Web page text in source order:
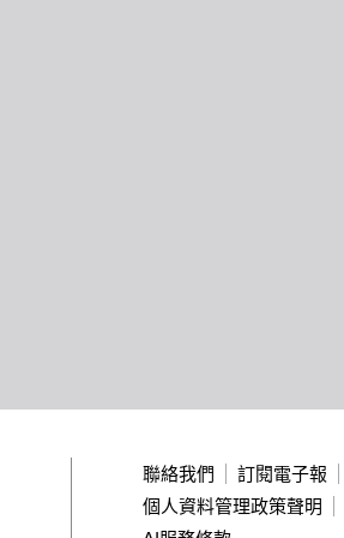
聯絡我們 訂閱電子報
個人資料管理政策聲明